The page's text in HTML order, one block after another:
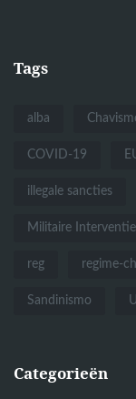
Tags
alba
COVID-19
illegale sancties
Militaire Interventie
reg regime-
Sandinismo
Categorieën